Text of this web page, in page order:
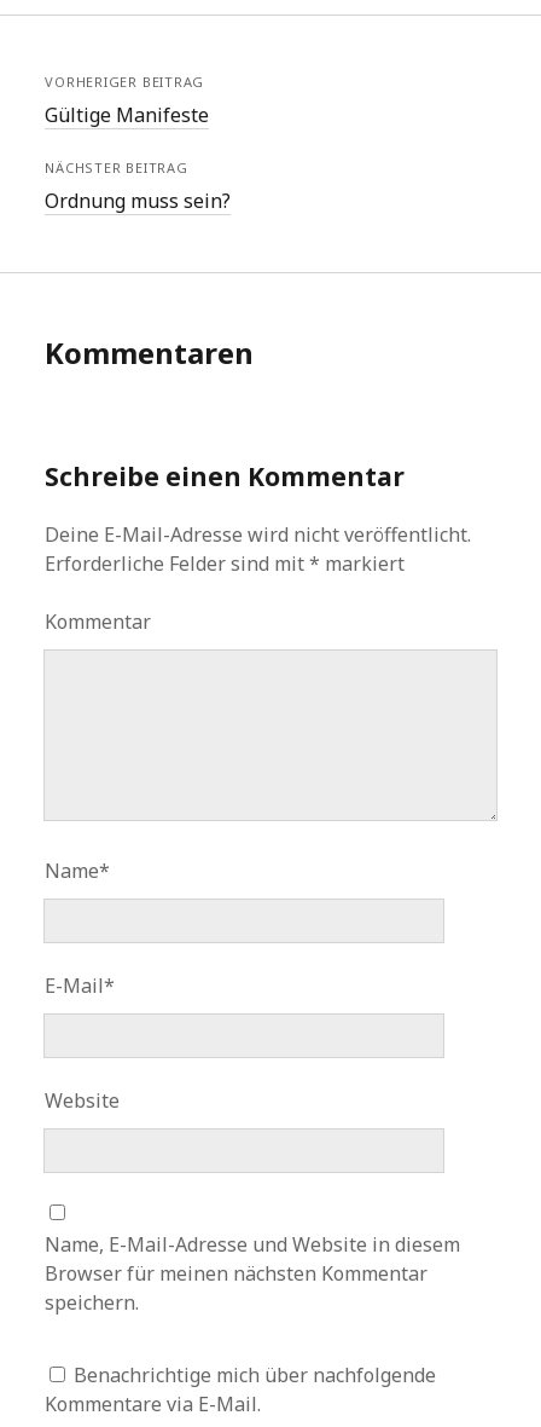
VORHERIGER BEITRAG
Gültige Manifeste
NÄCHSTER BEITRAG
Ordnung muss sein?
Kommentaren
Schreibe einen Kommentar
Deine E-Mail-Adresse wird nicht veröffentlicht.
Erforderliche Felder sind mit* markiert
Kommentar
Name*
E-Mail*
Website
Name, E-Mail-Adresse und Website in diesem
Browser für meinen nächsten Kommentar
speichern.
Benachrichtige mich über nachfolgende
Kommentare via E-Mail.